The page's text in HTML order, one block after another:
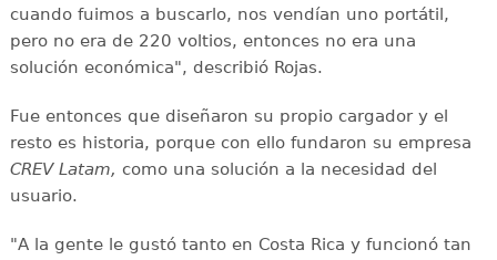
cuando fuimos a buscarlo, nos vendían uno portátil,
pero no era de 220 voltios, entonces no era una
solución económica", describió Rojas.
Fue entonces que diseñaron su propio cargador y el
resto es historia, porque con ello fundaron su empresa
CREV Latam, como una solución a la necesidad del
usuario.
"A la gente le gustó tanto en Costa Rica y funcionó tan